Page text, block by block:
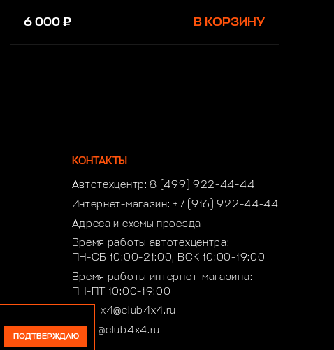
6 000 ₽ В КОРЗИНУ
КОНТАКТЫ
Автотехцентр:8 (499) 922-44-44
Интернет-магазин: +7 (916) 922-44-44
Адреса и схемы проезда
Время работы автотехцентра:
ПН-СБ 10:00-21:00, ВСК 10:00-19:00
Время работы интернет-магазина:
ПН-ПТ 10:00-19:00
club4x4@club4x4.ru
shop@club4x4.ru
ПОДТВЕРЖДАЮ